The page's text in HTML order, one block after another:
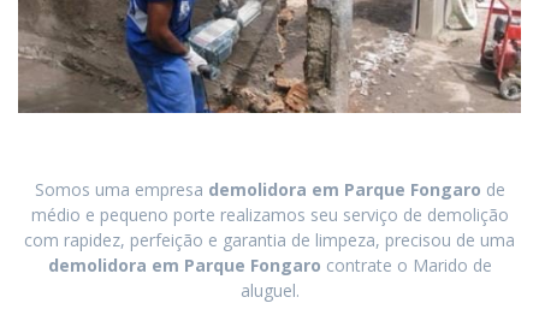
Somos uma empresa demolidora em Parque Fongaro de
médio e pequeno porte realizamos seu serviço de demolição
com rapidez, perfeição e garantia de limpeza, precisou de uma
demolidora em Parque Fongaro contrate o Marido de
aluguel.